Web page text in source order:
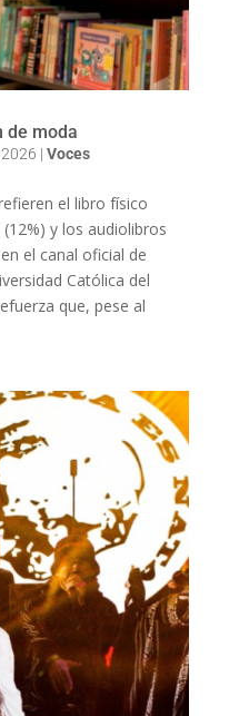
de moda
| Voces
el libro físico
y los audiolibros
el canal oficial de
Católica del
que, pese al